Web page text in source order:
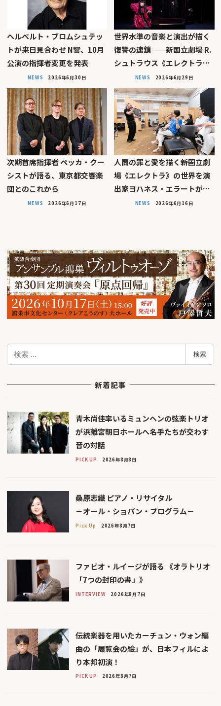
ヘルベルト・ブロムシュテッ
トが来日見合わせ N響、10月
公演の指揮者変更を発表
NEWS 2026年6月30日
世界水準の音楽と演出が描く
復讐の連鎖──新国立劇場 R.
シュトラウス《エレクトラ…
NEWS 2026年6月29日
次期首席指揮者 ペッカ・クー
シストが語る、東京都交響楽
団とのこれから
NEWS 2026年6月17日
人間の罪と愛を描く――新国立劇
場《エレクトラ》の世界を演
出家ヨハネス・エラートが…
NEWS 2026年6月16日
検索
新着記事
青木尚佳率いるミュンヘンの弦楽トリオ
が浜離宮朝日ホールへ――名手たちが交わす
音の対話
PICK UP 2026年8月8日
桑原志織 ピアノ・リサイタル
－オール・ショパン・プログラム－
Pick Up 2026年8月7日
ファビオ・ルイージが語る 《オラトリオ
「7つの封印の書」》
INTERVIEW 2026年8月7日
伝統楽器を用いたカーチュン・ウォン編
曲の「展覧会の絵」が、日本フィルによ
り本邦初演！
PICK UP 2026年8月7日